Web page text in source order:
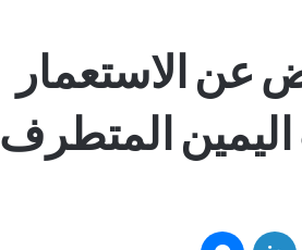
عن الاستعمار
اليمين المتطرف
فيسبوك لينكدإن